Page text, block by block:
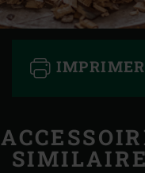
IMPRIMER